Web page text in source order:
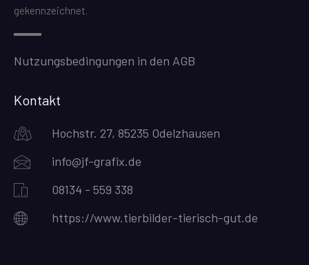
gekennzeichnet.
Nutzungsbedingungen in den AGB
Kontakt
Hochstr. 27, 85235 Odelzhausen
info@jf-grafix.de
08134 - 559 338
https://www.tierbilder-tierisch-gut.de